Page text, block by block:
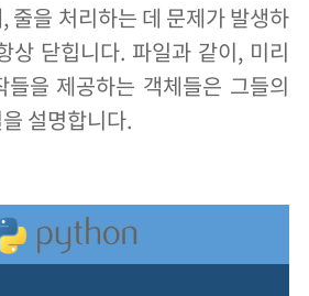
줄을 처리하는 데 문제가 발생하
상 닫힙니다. 파일과 같이, 미리
을 제공하는 객체들은 그들의
설명합니다.